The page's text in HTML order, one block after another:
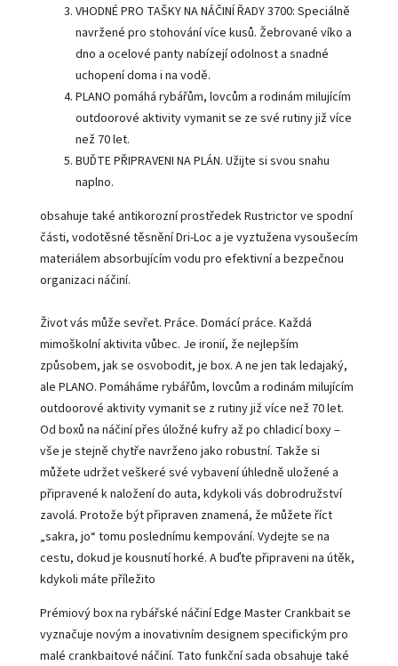
VHODNÉ PRO TAŠKY NA NÁČINÍ ŘADY 3700: Speciálně
navržené pro stohování více kusů. Žebrované víko a
dno a ocelové panty nabízejí odolnost a snadné
uchopení doma i na vodě.
PLANO pomáhá rybářům, lovcům a rodinám milujícím
outdoorové aktivity vymanit se ze své rutiny již více
než 70 let.
BUĎTE PŘIPRAVENI NA PLÁN. Užijte si svou snahu
naplno.
obsahuje také antikorozní prostředek Rustrictor ve spodní
části, vodotěsné těsnění Dri-Loc a je vyztužena vysoušecím
materiálem absorbujícím vodu pro efektivní a bezpečnou
organizaci náčiní.
Život vás může sevřet. Práce. Domácí práce. Každá
mimoškolní aktivita vůbec. Je ironií, že nejlepším
způsobem, jak se osvobodit, je box. A ne jen tak ledajaký,
ale PLANO. Pomáháme rybářům, lovcům a rodinám milujícím
outdoorové aktivity vymanit se z rutiny již více než 70 let.
Od boxů na náčiní přes úložné kufry až po chladicí boxy –
vše je stejně chytře navrženo jako robustní. Takže si
můžete udržet veškeré své vybavení úhledně uložené a
připravené k naložení do auta, kdykoli vás dobrodružství
zavolá. Protože být připraven znamená, že můžete říct
„sakra, jo“ tomu poslednímu kempování. Vydejte se na
cestu, dokud je kousnutí horké. A buďte připraveni na útěk,
kdykoli máte příležito
Prémiový box na rybářské náčiní Edge Master Crankbait se
vyznačuje novým a inovativním designem specifickým pro
malé crankbaitové náčiní. Tato funkční sada obsahuje také